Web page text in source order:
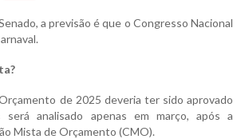
a previsão é que o Congresso Nacional
de 2025 deveria ter sido aprovado
será analisado apenas em março, após a
Mista de Orçamento (CMO).